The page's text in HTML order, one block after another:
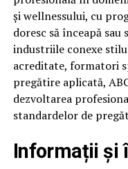
și wellnessului, cu
doresc să înceapă
industriile conexe
acreditate, formatori
pregătire aplicată,
dezvoltarea
standardelor de
Informații și